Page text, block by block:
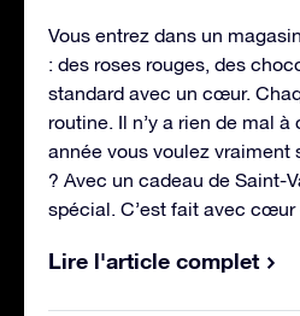
Vous entrez dans un
: des roses rouges, des
standard avec un cœur.
routine. Il n’y a rien de mal
année vous voulez vraiment
? Avec un cadeau de Saint-
spécial. C’est fait avec cœur
Lire l'article complet